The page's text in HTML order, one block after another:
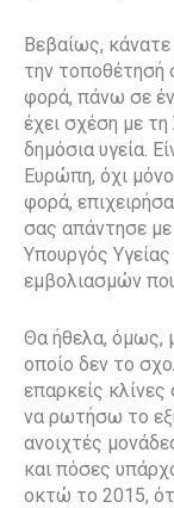
Βεβαίως, κάνατε
την τοποθέτησή
φορά, πάνω σε
έχει σχέση με
δημόσια υγεία.
Ευρώπη, όχι
φορά,
σας απάντησε
Υπουργός
εμβολιασμών
Θα ήθελα, όμως,
οποίο δεν το
επαρκείς
να ρωτήσω το
ανοιχτές
και πόσες
οκτώ το 2015,